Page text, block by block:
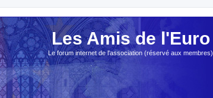
Les Amis de l'Euro
Le forum internet de l'association (réservé aux membres)